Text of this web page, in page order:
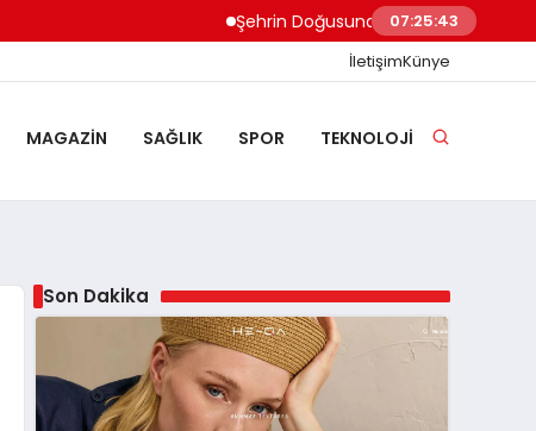
Şehrin Doğusundan Boğaz Kıyılarına Ev
07:25:44
İletişimKünye
MAGAZIN SAĞLIK SPOR TEKNOLOJI
Son Dakika